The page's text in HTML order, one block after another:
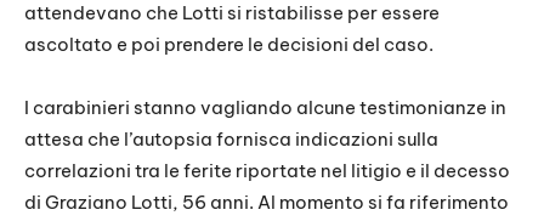
attendevano che Lotti si ristabilisse per essere
ascoltato e poi prendere le decisioni del caso.
I carabinieri stanno vagliando alcune testimonianze in
attesa che l’autopsia fornisca indicazioni sulla
correlazioni tra le ferite riportate nel litigio e il decesso
di Graziano Lotti, 56 anni. Al momento si fa riferimento